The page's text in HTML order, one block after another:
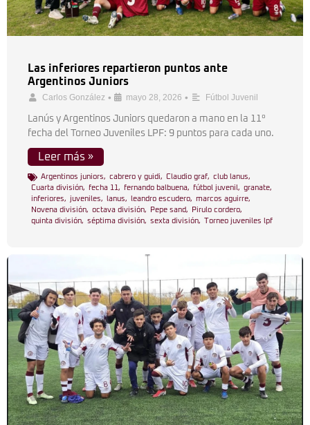
Las inferiores repartieron puntos ante
Argentinos Juniors
Carlos González • mayo 28, 2026 • Fútbol Juvenil
Lanús y Argentinos Juniors quedaron a mano en la 11°
fecha del Torneo Juveniles LPF: 9 puntos para cada uno.
Leer más »
Argentinos juniors, cabrero y guidi, Claudio graf, club lanus,
Cuarta división, fecha 11 , fernando balbuena, fútbol juvenil , granate,
inferiores, juveniles, lanus, leandro escudero, marcos aguirre,
Novena división, octava división, Pepe sand, Pirulo cordero,
quinta división, séptima división, sexta división, Torneo juveniles lpf